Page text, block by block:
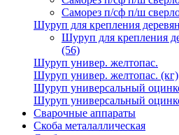
Саморез п/сф п/ш
Шуруп для крепления
Шуруп для крепления
(56)
Шуруп универ. желтопас.
Шуруп универ. желтопас. (кг)
Шуруп универсальный
Шуруп универсальный
Сварочные аппараты
Скоба металаллическая